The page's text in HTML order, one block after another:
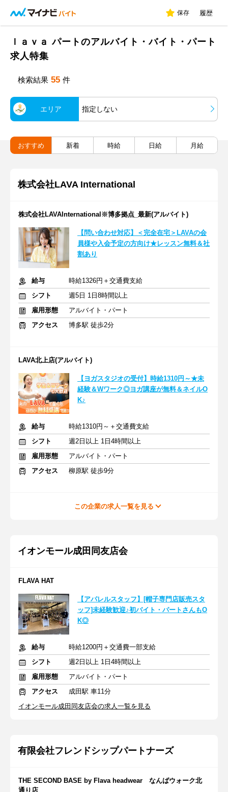
保存 履歴
ｌａｖａ パートのアルバイト・バイト・パート
求人特集
検索結果 55 件
エリア 指定しない
おすすめ 新着 時給 日給 月給
株式会社LAVA International
株式会社LAVAInternational※博多拠点_最新(アルバイト)
【問い合わせ対応】＜完全在宅＞LAVAの会
員様や入会予定の方向け★レッスン無料＆社
割あり
給与
時給1326円＋交通費支給
シフト
週5日 1日8時間以上
雇用形態
アルバイト・パート
アクセス
博多駅 徒歩2分
LAVA北上店(アルバイト)
【ヨガスタジオの受付】時給1310円～★未
経験＆Wワーク◎ヨガ講座が無料＆ネイルO
K♪
給与
時給1310円～＋交通費支給
シフト
週2日以上 1日4時間以上
雇用形態
アルバイト・パート
アクセス
柳原駅 徒歩9分
この企業の求人一覧を見る
イオンモール成田同友店会
FLAVA HAT
【アパレルスタッフ】[帽子専門店販売スタ
ッフ]未経験歓迎♪初バイト・パートさんもO
K◎
給与
時給1200円＋交通費一部支給
シフト
週2日以上 1日4時間以上
雇用形態
アルバイト・パート
アクセス
成田駅 車11分
イオンモール成田同友店会の求人一覧を見る
有限会社フレンドシップパートナーズ
THE SECOND BASE by Flava headwear なんばウォーク北
通り店